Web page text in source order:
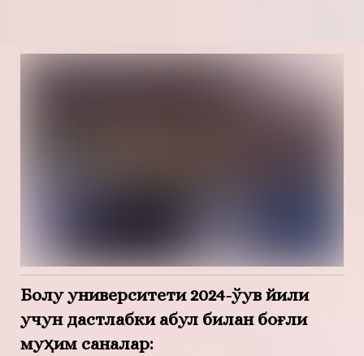
Болу университети 2024-ўқув йили
учун дастлабки қабул билан боғлиқ
муҳим саналар: